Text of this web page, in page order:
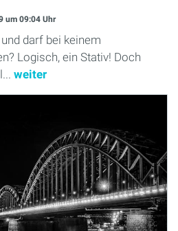
um 09:04 Uhr
darf bei keinem
Logisch, ein Stativ! Doch
weiter